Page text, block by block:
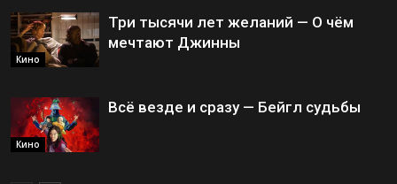
Кино
Три тысячи лет желаний — О чём
мечтают Джинны
Кино
Всё везде и сразу — Бейгл судьбы